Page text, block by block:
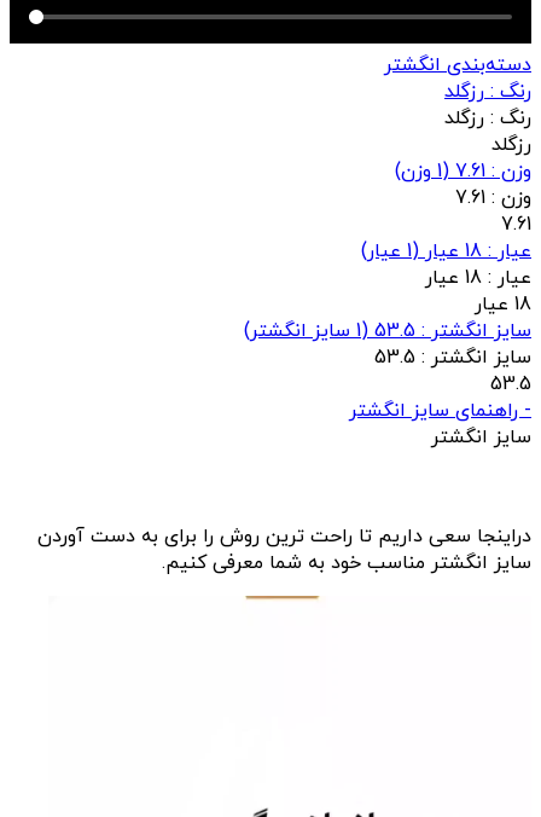
دسته‌بندی انگشتر
رنگ :رزگلد
رنگ : رزگلد
رزگلد
وزن : 7.61
(
1 وزن)
وزن : 7.61
7.61
عيار : 18 عیار
(
1 عيار)
عيار : 18 عیار
18 عیار
سایز انگشتر : 53.5
(
1 سایز انگشتر)
سایز انگشتر : 53.5
53.5
- راهنمای سایز انگشتر
سایز انگشتر
دراینجا سعی داریم تا راحت ترین روش را برای به دست آوردن
سایز انگشتر مناسب خود به شما معرفی کنیم.